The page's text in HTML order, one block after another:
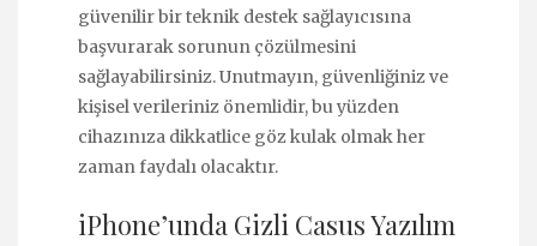
güvenilir bir teknik destek sağlayıcısına
başvurarak sorunun çözülmesini
sağlayabilirsiniz. Unutmayın, güvenliğiniz ve
kişisel verileriniz önemlidir, bu yüzden
cihazınıza dikkatlice göz kulak olmak her
zaman faydalı olacaktır.
iPhone’unda Gizli Casus Yazılım